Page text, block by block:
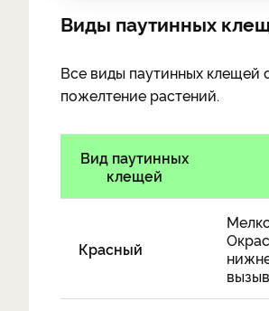
Виды паутинных
Все виды паутинных клещей
пожелтение растений.
Вид паутинных
клещей
Красный